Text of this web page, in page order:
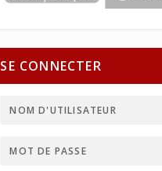
SE CONNECTER